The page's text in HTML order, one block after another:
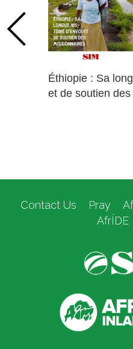
Éthiopie : Sa
et de soutien
Contact Us Pray
AfrÍDE